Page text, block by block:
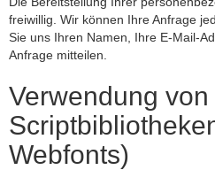
freiwillig. Wir können Ihre Anfrage
Sie uns Ihren Namen, Ihre E-Mail-
Anfrage mitteilen.
Verwendung von
Webfonts)